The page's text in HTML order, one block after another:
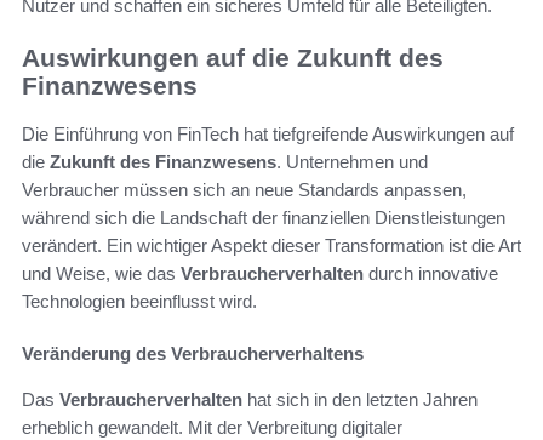
Nutzer und schaffen ein sicheres Umfeld für alle Beteiligten.
Auswirkungen auf die Zukunft des
Finanzwesens
Die Einführung von FinTech hat tiefgreifende Auswirkungen auf
die Zukunft des Finanzwesens. Unternehmen und
Verbraucher müssen sich an neue Standards anpassen,
während sich die Landschaft der finanziellen Dienstleistungen
verändert. Ein wichtiger Aspekt dieser Transformation ist die Art
und Weise, wie das Verbraucherverhalten durch innovative
Technologien beeinflusst wird.
Veränderung des Verbraucherverhaltens
Das Verbraucherverhalten hat sich in den letzten Jahren
erheblich gewandelt. Mit der Verbreitung digitaler